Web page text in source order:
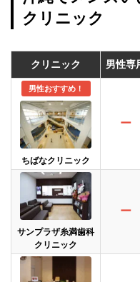
クリニック
クリニック 男性専
男性おすすめ！
ちばなクリニック
ー
サンプラザ糸満歯科
クリニック
ー